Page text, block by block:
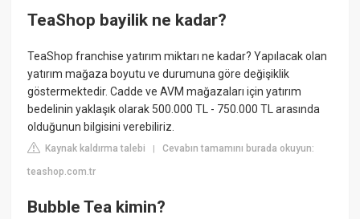
TeaShop bayilik ne kadar?
TeaShop franchise yatırım miktarı ne kadar? Yapılacak olan
yatırım mağaza boyutu ve durumuna göre değişiklik
göstermektedir. Cadde ve AVM mağazaları için yatırım
bedelinin yaklaşık olarak 500.000 TL - 750.000 TL arasında
olduğunun bilgisini verebiliriz.
Kaynak kaldırma talebi |Cevabın tamamını burada okuyun:
teashop.com.tr
Bubble Tea kimin?